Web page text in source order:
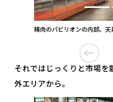
精肉のパビリオンの内部。天
それではじっくりと市場を
外エリアから。